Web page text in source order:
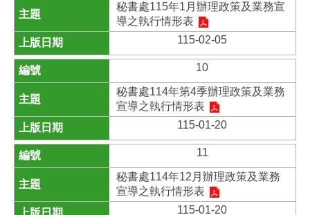
秘書處115年1月辦理政策及業務宣
導之執行情形表
115-02-05
10
秘書處114年第4季辦理政策及業務
宣導之執行情形表
115-01-20
11
秘書處114年12月辦理政策及業務
宣導之執行情形表
115-01-20